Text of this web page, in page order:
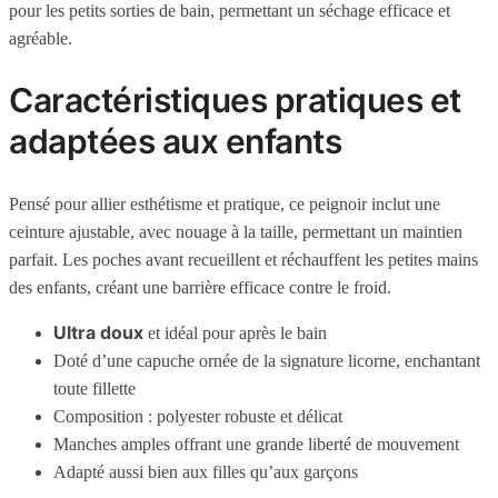
pour les petits sorties de bain, permettant un séchage efficace et
agréable.
Caractéristiques pratiques et
adaptées aux enfants
Pensé pour allier esthétisme et pratique, ce peignoir inclut une
ceinture ajustable, avec nouage à la taille, permettant un maintien
parfait. Les poches avant recueillent et réchauffent les petites mains
des enfants, créant une barrière efficace contre le froid.
Ultra doux et idéal pour après le bain
Doté d’une capuche ornée de la signature licorne, enchantant
toute fillette
Composition : polyester robuste et délicat
Manches amples offrant une grande liberté de mouvement
Adapté aussi bien aux filles qu’aux garçons